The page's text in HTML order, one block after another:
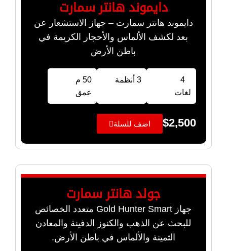
دايموند هانتر سمارت
دايموند هانتر سمارت – جهاز الاستشعار عن
بعد لكشف الألماس والأحجار الكريمة في
باطن الأرض
4
لغات
3 أنظمة
50 م
عمق
$2,500 اضف للسلة
جولد هانتر سمارت
جهاز Gold Hunter Smart متعدد الخصائص
للبحث عن الذهب والكنوز الدفينة والمعادن
الثمينة والألماس في باطن الأرض.